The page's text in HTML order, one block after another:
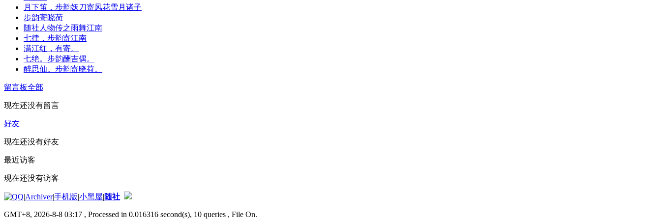
月下笛，步韵妖刀寄风花雪月诸子
步韵寄晓荷
随社人物传之雨舞江南
七律，步韵寄江南
满江红，有寄。
七绝。步韵酬吉偶。
醉思仙。步韵寄晓荷。
留言板全部
现在还没有留言
好友
现在还没有好友
最近访客
现在还没有访客
|Archiver|手机版|小黑屋|随社
GMT+8, 2026-8-8 03:17 , Processed in 0.016316 second(s), 10 queries , File On.